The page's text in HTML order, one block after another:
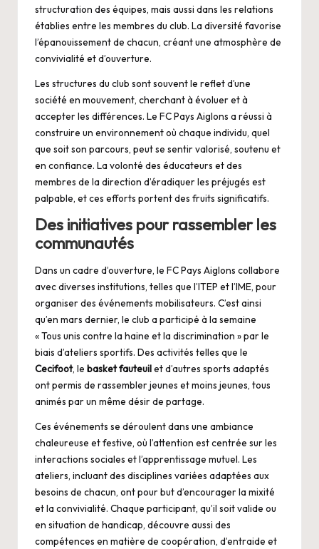
structuration des équipes, mais aussi dans les relations
établies entre les membres du club. La diversité favorise
l’épanouissement de chacun, créant une atmosphère de
convivialité et d’ouverture.
Les structures du club sont souvent le reflet d’une
société en mouvement, cherchant à évoluer et à
accepter les différences. Le FC Pays Aiglons a réussi à
construire un environnement où chaque individu, quel
que soit son parcours, peut se sentir valorisé, soutenu et
en confiance. La volonté des éducateurs et des
membres de la direction d’éradiquer les préjugés est
palpable, et ces efforts portent des fruits significatifs.
Des initiatives pour rassembler les
communautés
Dans un cadre d’ouverture, le FC Pays Aiglons collabore
avec diverses institutions, telles que l’ITEP et l’IME, pour
organiser des événements mobilisateurs. C’est ainsi
qu’en mars dernier, le club a participé à la semaine
« Tous unis contre la haine et la discrimination » par le
biais d’ateliers sportifs. Des activités telles que le
Cecifoot, le basket fauteuilet d’autres sports adaptés
ont permis de rassembler jeunes et moins jeunes, tous
animés par un même désir de partage.
Ces événements se déroulent dans une ambiance
chaleureuse et festive, où l’attention est centrée sur les
interactions sociales et l’apprentissage mutuel. Les
ateliers, incluant des disciplines variées adaptées aux
besoins de chacun, ont pour but d’encourager la mixité
et la convivialité. Chaque participant, qu’il soit valide ou
en situation de handicap, découvre aussi des
compétences en matière de coopération, d’entraide et